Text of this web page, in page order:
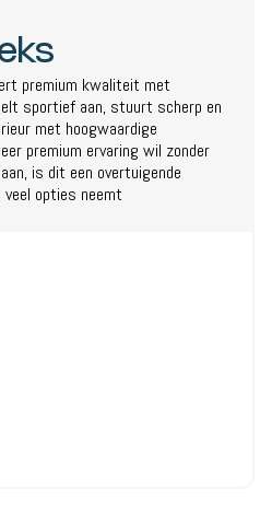
premium kwaliteit met
sportief aan, stuurt scherp en
met hoogwaardige
premium ervaring wil zonder
is dit een overtuigende
opties neemt